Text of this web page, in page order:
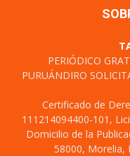
PERIÓDICO
PURUÁNDIRO
Certificado de
111214094400-101,
Domicilio de la
58000, Morelia,